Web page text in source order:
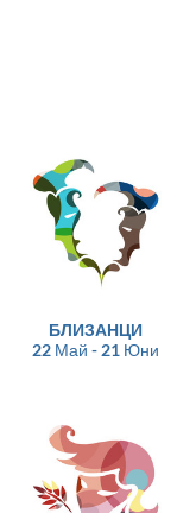
БЛИЗАНЦИ
22 Май - 21 Юни